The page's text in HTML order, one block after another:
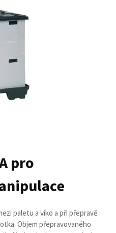
pro
paletu a víko a při přepravě
Objem přepravovaného